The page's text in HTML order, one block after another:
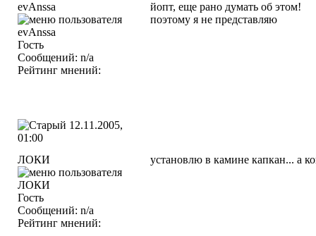
evAnssa
Гость
Сообщений: n/a
Рейтинг мнений:
йопт, еще рано думать об этом!
поэтому я не представляю
12.11.2005,
01:00
ЛОКИ
Гость
Сообщений: n/a
Рейтинг мнений:
установлю в камине капкан... а